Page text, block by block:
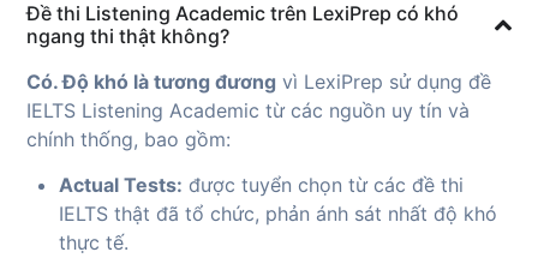
Đề thi Listening Academic trên LexiPrep có khó
ngang thi thật không?
Có. Độ khó là tương đương vì LexiPrep sử dụng đề
IELTS Listening Academic từ các nguồn uy tín và
chính thống, bao gồm:
Actual Tests: được tuyển chọn từ các đề thi
IELTS thật đã tổ chức, phản ánh sát nhất độ khó
thực tế.